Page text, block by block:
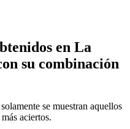
en La
su combinación
se muestran aquellos
aciertos.